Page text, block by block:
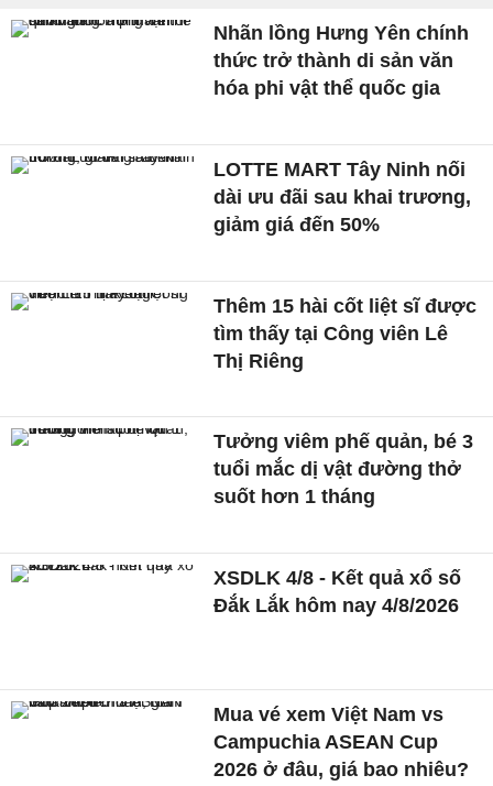
Nhãn lồng Hưng Yên chính
thức trở thành di sản văn
hóa phi vật thể quốc gia
LOTTE MART Tây Ninh nối
dài ưu đãi sau khai trương,
giảm giá đến 50%
Thêm 15 hài cốt liệt sĩ được
tìm thấy tại Công viên Lê
Thị Riêng
Tưởng viêm phế quản, bé 3
tuổi mắc dị vật đường thở
suốt hơn 1 tháng
XSDLK 4/8 - Kết quả xổ số
Đắk Lắk hôm nay 4/8/2026
Mua vé xem Việt Nam vs
Campuchia ASEAN Cup
2026 ở đâu, giá bao nhiêu?